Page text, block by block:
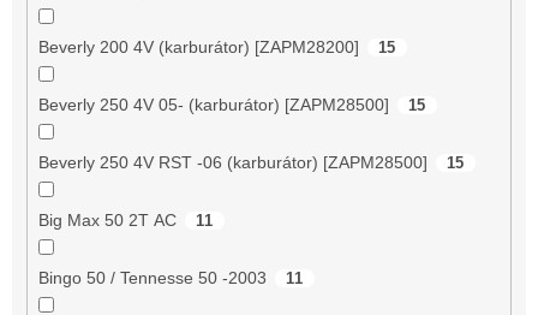
Beverly 200 4V (karburátor) [ZAPM28200] 15
Beverly 250 4V 05- (karburátor) [ZAPM28500] 15
Beverly 250 4V RST -06 (karburátor) [ZAPM28500] 15
Big Max 50 2T AC 11
Bingo 50 / Tennesse 50 -2003 11